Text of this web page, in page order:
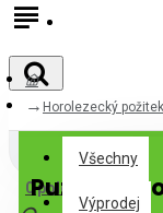
Všechny
Všechny
Výprodej
0 položek - 0Kč
Horolezecký požitek
Puzzle